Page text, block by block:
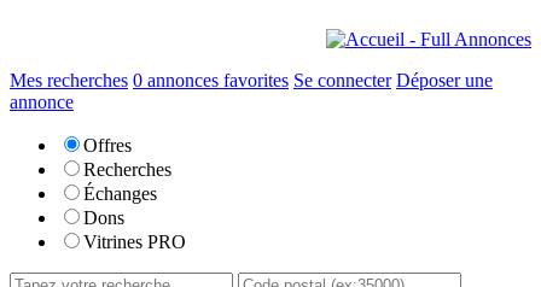
Mes recherches 0 annonces favorites Se connecter Déposer une
annonce
Offres
Recherches
Échanges
Dons
Vitrines PRO